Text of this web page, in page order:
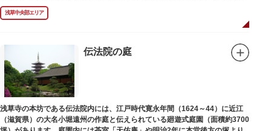
醸し出しています。
浅草中央部エリア
伝法院の庭
浅草寺の本坊である伝法院内には、江戸時代寛永年間（1624～44）に近江
（滋賀県）の大名小堀遠州の作庭と伝えられている廻遊式庭園（面積約3700